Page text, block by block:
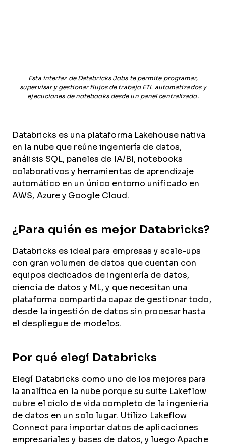
Esta interfaz de Databricks Jobs te permite programar,
supervisar y gestionar flujos de trabajo ETL automatizados y
ejecuciones de notebooks desde un panel centralizado.
Databricks es una plataforma Lakehouse nativa
en la nube que reúne ingeniería de datos,
análisis SQL, paneles de IA/BI, notebooks
colaborativos y herramientas de aprendizaje
automático en un único entorno unificado en
AWS, Azure y Google Cloud.
¿Para quién es mejor Databricks?
Databricks es ideal para empresas y scale-ups
con gran volumen de datos que cuentan con
equipos dedicados de ingeniería de datos,
ciencia de datos y ML, y que necesitan una
plataforma compartida capaz de gestionar todo,
desde la ingestión de datos sin procesar hasta
el despliegue de modelos.
Por qué elegí Databricks
Elegí Databricks como uno de los mejores para
la analítica en la nube porque su suite Lakeflow
cubre el ciclo de vida completo de la ingeniería
de datos en un solo lugar. Utilizo Lakeflow
Connect para importar datos de aplicaciones
empresariales y bases de datos, y luego Apache